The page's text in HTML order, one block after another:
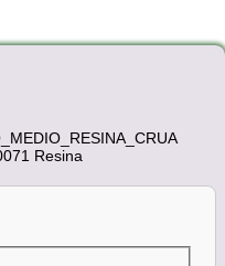
Resina